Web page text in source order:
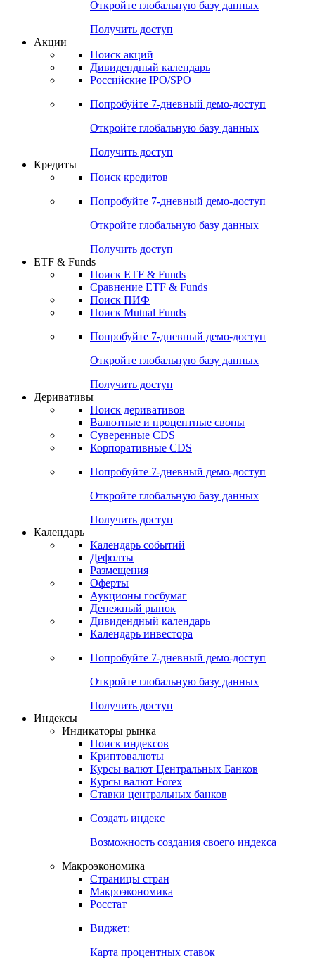
Откройте глобальную базу данных
Получить доступ
Акции
Поиск акций
Дивидендный календарь
Российские IPO/SPO
Попробуйте 7-дневный демо-доступ
Откройте глобальную базу данных
Получить доступ
Кредиты
Поиск кредитов
Попробуйте 7-дневный демо-доступ
Откройте глобальную базу данных
Получить доступ
ETF & Funds
Поиск ETF & Funds
Сравнение ETF & Funds
Поиск ПИФ
Поиск Mutual Funds
Попробуйте 7-дневный демо-доступ
Откройте глобальную базу данных
Получить доступ
Деривативы
Поиск деривативов
Валютные и процентные свопы
Суверенные CDS
Корпоративные CDS
Попробуйте 7-дневный демо-доступ
Откройте глобальную базу данных
Получить доступ
Календарь
Календарь событий
Дефолты
Размещения
Оферты
Аукционы госбумаг
Денежный рынок
Дивидендный календарь
Календарь инвестора
Попробуйте 7-дневный демо-доступ
Откройте глобальную базу данных
Получить доступ
Индексы
Индикаторы рынка
Поиск индексов
Криптовалюты
Курсы валют Центральных Банков
Курсы валют Forex
Ставки центральных банков
Создать индекс
Возможность создания своего индекса
Макроэкономика
Страницы стран
Макроэкономика
Росстат
Виджет:
Карта процентных ставок